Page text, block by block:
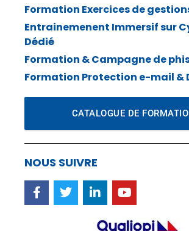
Formation Exercices de
Entrainemenent Immersif sur
Dédié
Formation & Campagne de
Formation Protection e-mail &
CATALOGUE DE
NOUS SUIVRE